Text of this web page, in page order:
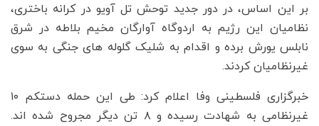
بر این اساس، در دور جدید توحش تل آویو در کرانه باختری،
نظامیان این رژیم به اردوگاه آوارگان مخیم بلاطه در شرق
نابلس یورش برده و اقدام به شلیک گلوله های جنگی به سوی
غیرنظامیان کردند.
خبرگزاری فلسطینی وفا اعلام کرد: طی این حمله دستکم ۱۰
غیرنظامی به شهادت رسیده و ۸ تن دیگر مجروح شده اند.